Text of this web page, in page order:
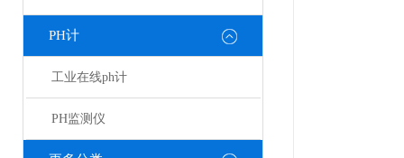
PH计
工业在线ph计
PH监测仪